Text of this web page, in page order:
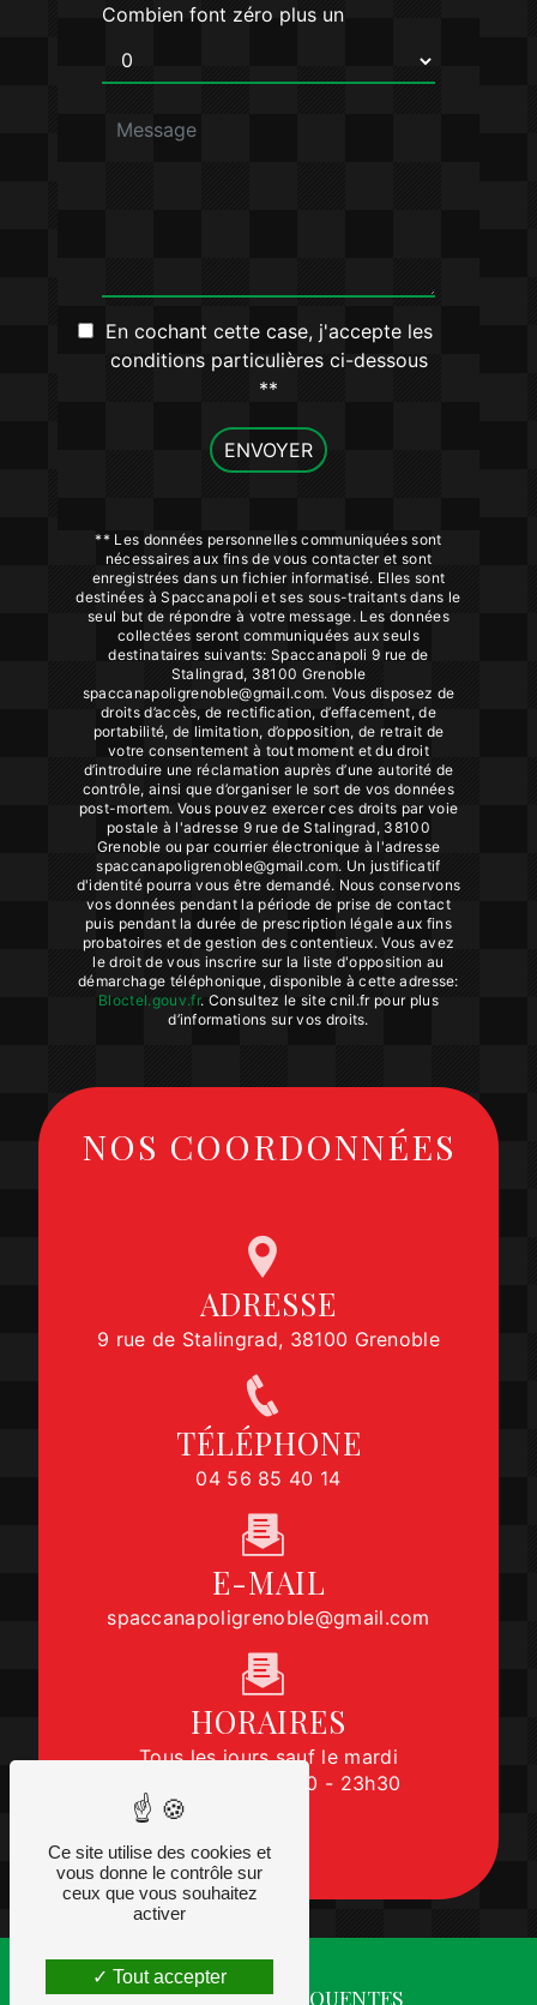
Combien font zéro plus un
En cochant cette case, j'accepte les
conditions particulières ci-dessous
**
ENVOYER
** Les données personnelles communiquées sont
nécessaires aux fins de vous contacter et sont
enregistrées dans un fichier informatisé. Elles sont
destinées à Spaccanapoli et ses sous-traitants dans le
seul but de répondre à votre message. Les données
collectées seront communiquées aux seuls
destinataires suivants: Spaccanapoli 9 rue de
Stalingrad, 38100 Grenoble
spaccanapoligrenoble@gmail.com. Vous disposez de
droits d’accès, de rectification, d’effacement, de
portabilité, de limitation, d’opposition, de retrait de
votre consentement à tout moment et du droit
d’introduire une réclamation auprès d’une autorité de
contrôle, ainsi que d’organiser le sort de vos données
post-mortem. Vous pouvez exercer ces droits par voie
postale à l'adresse 9 rue de Stalingrad, 38100
Grenoble ou par courrier électronique à l'adresse
spaccanapoligrenoble@gmail.com. Un justificatif
d'identité pourra vous être demandé. Nous conservons
vos données pendant la période de prise de contact
puis pendant la durée de prescription légale aux fins
probatoires et de gestion des contentieux. Vous avez
le droit de vous inscrire sur la liste d'opposition au
démarchage téléphonique, disponible à cette adresse:
Bloctel.gouv.fr. Consultez le site cnil.fr pour plus
d’informations sur vos droits.
NOS COORDONNÉES
ADRESSE
9 rue de Stalingrad, 38100 Grenoble
TÉLÉPHONE
04 56 85 40 14
E-MAIL
spaccanapoligrenoble@gmail.com
HORAIRES
Tous les jours sauf le mardi
11h - 14h45 | 17h30 - 23h30
RECHERCHES FRÉQUENTES
Ce site utilise des cookies et
vous donne le contrôle sur
ceux que vous souhaitez
activer
Tout accepter